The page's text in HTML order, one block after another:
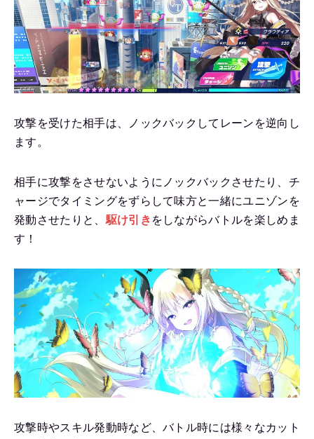
攻撃を受けた相手は、ノックバックしてレーンを逆向し
ます。
相手に攻撃をさせないようにノックバックさせたり、チ
ャージでタイミングをずらして味方と一緒にユニゾンを
発動させたりと、 駆け引き をしながらバトルを楽しめま
す！
攻撃時やスキル発動時など、バトル時には様々なカット